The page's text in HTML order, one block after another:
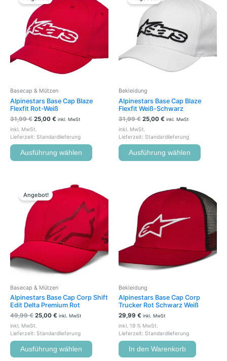
Basecap & Mützen
Alpinestars Base Cap Blaze
Flexfit Rot-Weiß
31,99€
31,99 €
25,00 €
25,00 €.
inkl. MwSt
inkl. MwSt.
Lieferzeit: Standardlieferung
Ausführung wählen
weist
mehrere
Varianten
Optionen
Produktseite
gewählt
Bekleidung
Alpinestars Base Cap Blaze
Flexfit Weiß-Schwarz
31,99€
31,99 €
25,00 €
25,00 €.
inkl. MwSt
inkl. MwSt.
Lieferzeit: Standardlieferung
Ausführung wählen
weist
mehrere
Die
gewählt
Angebot!
Basecap & Mützen
Alpinestars Base Cap Corp Shift
Edit Delta Premium Rot
49,99€
Ursprünglicher
war:
49,99 €
25,00 €
Aktueller
Preis
25,00 €.
inkl. MwSt
inkl. MwSt.
Lieferzeit: Standardlieferung
Ausführung wählen
Produkt
weist
mehrere
Varianten
auf.
Die
Optionen
können
Produktseite
gewählt
Bekleidung
Alpinestars Base Cap Corp
Trucker Rot Schwarz Weiß
29,99 € inkl. MwSt
inkl. 19 % MwSt.
Lieferzeit: Standardlieferung
In den Warenkorb